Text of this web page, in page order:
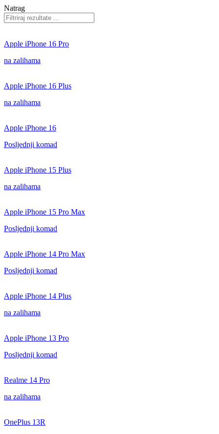
Natrag
Apple iPhone 16 Pro
na zalihama
Apple iPhone 16 Plus
na zalihama
Apple iPhone 16
Posljednji komad
Apple iPhone 15 Plus
na zalihama
Apple iPhone 15 Pro Max
Posljednji komad
Apple iPhone 14 Pro Max
Posljednji komad
Apple iPhone 14 Plus
na zalihama
Apple iPhone 13 Pro
Posljednji komad
Realme 14 Pro
na zalihama
OnePlus 13R